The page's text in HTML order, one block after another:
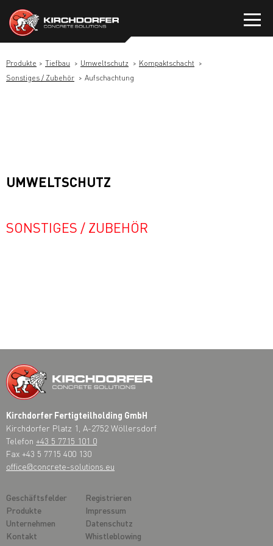
Inhalt
springen
Produkte Tiefbau Umweltschutz
Kompaktschacht
Sonstiges / Zubehör
Aufschachtung
UMWELTSCHUTZ
SONSTIGES / ZUBEHÖR
Kirchdorfer Fertigteilholding GmbH
Kirchdorfer Platz 1, A-2752 Wöllersdorf
Telefon +43 5 7715 101 0
Fax +43 5 7715 400 130
office@concrete-solutions.eu
Geschäftsfelder
Produkte
Unternehmen
Kontakt
Registrieren
Impressum
Datenschutz
Whistleblowing